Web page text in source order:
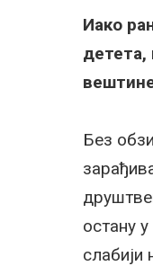
Иако
Без
остану
слабији